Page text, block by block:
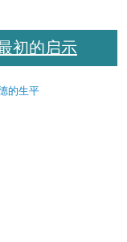
初的启示
的生平